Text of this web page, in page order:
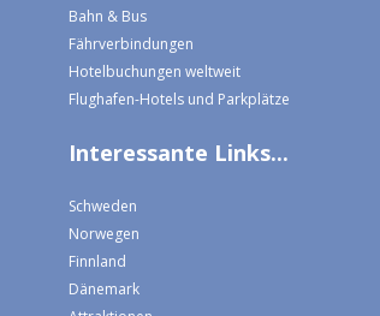
Bahn & Bus
Fährverbindungen
Hotelbuchungen weltweit
Flughafen-Hotels und Parkplätze
Interessante Links...
Schweden
Norwegen
Finnland
Dänemark